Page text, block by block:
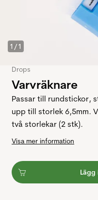
1 /1
Drops
Varvräknare
Passar till rundstickor,
upp till storlek 6,5mm.
två storlekar (2 stk).
Visa mer information
Lägg